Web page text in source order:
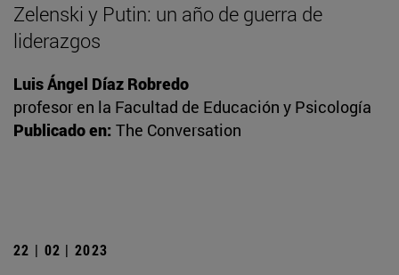
Zelenski y Putin: un año de guerra de
liderazgos
Luis Ángel Díaz Robredo
profesor en la Facultad de Educación y Psicología
Publicado en: The Conversation
22 | 02 | 2023